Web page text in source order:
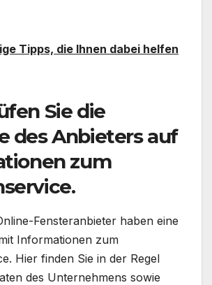
Tipps, die Ihnen dabei helfen
Sie die
des Anbieters auf
zum
Fensteranbieter haben eine
Informationen zum
Hier finden Sie in der Regel
des Unternehmens sowie